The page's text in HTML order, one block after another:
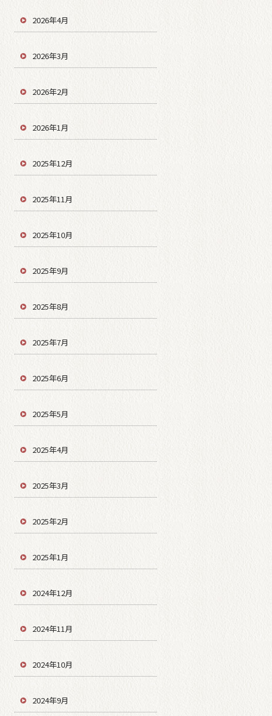
2026年4月
2026年3月
2026年2月
2026年1月
2025年12月
2025年11月
2025年10月
2025年9月
2025年8月
2025年7月
2025年6月
2025年5月
2025年4月
2025年3月
2025年2月
2025年1月
2024年12月
2024年11月
2024年10月
2024年9月